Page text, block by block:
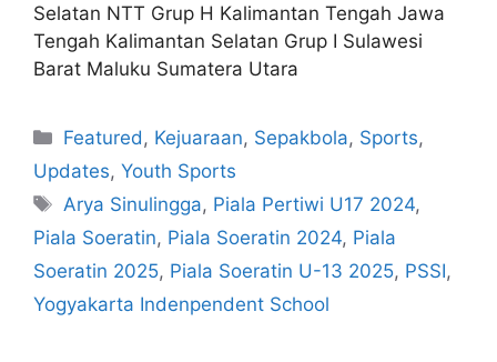
Selatan NTT Grup H Kalimantan Tengah Jawa
Tengah Kalimantan Selatan Grup I Sulawesi
Barat Maluku Sumatera Utara
Featured , Kejuaraan, Sepakbola, Sports,
Updates, Youth Sports
Arya Sinulingga, Piala Pertiwi U17 2024,
Piala Soeratin, Piala Soeratin 2024, Piala
Soeratin 2025, Piala Soeratin U-13 2025, PSSI,
Yogyakarta Indenpendent School